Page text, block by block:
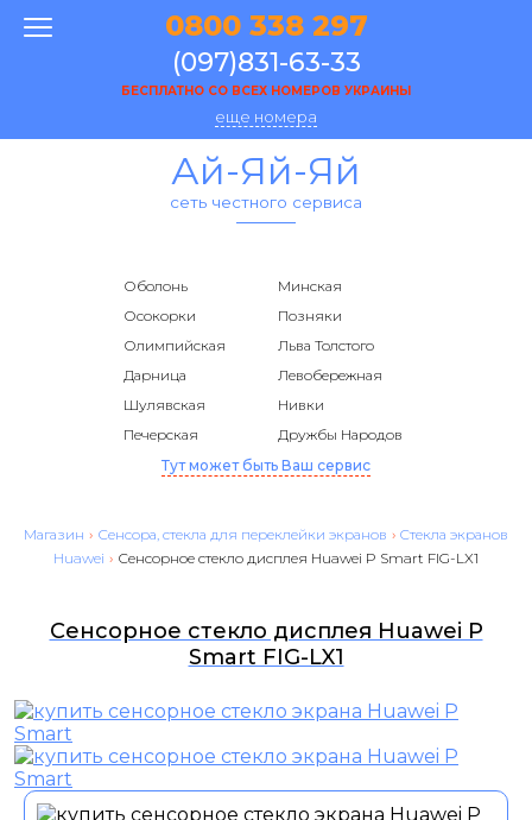
0800 338 297
(097)831-63-33
БЕСПЛАТНО СО ВСЕХ НОМЕРОВ УКРАИНЫ
еще номера
Ай-Яй-Яй
сеть честного сервиса
Оболонь
Минская
Осокорки
Позняки
Олимпийская
Льва Толстого
Дарница
Левобережная
Шулявская
Нивки
Печерская
Дружбы Народов
Тут может быть Ваш сервис
Магазин › Сенсора, стекла для переклейки экранов › Cтекла экранов
Huawei › Сенсорное стекло дисплея Huawei P Smart FIG-LX1
Сенсорное стекло дисплея Huawei P
Smart FIG-LX1